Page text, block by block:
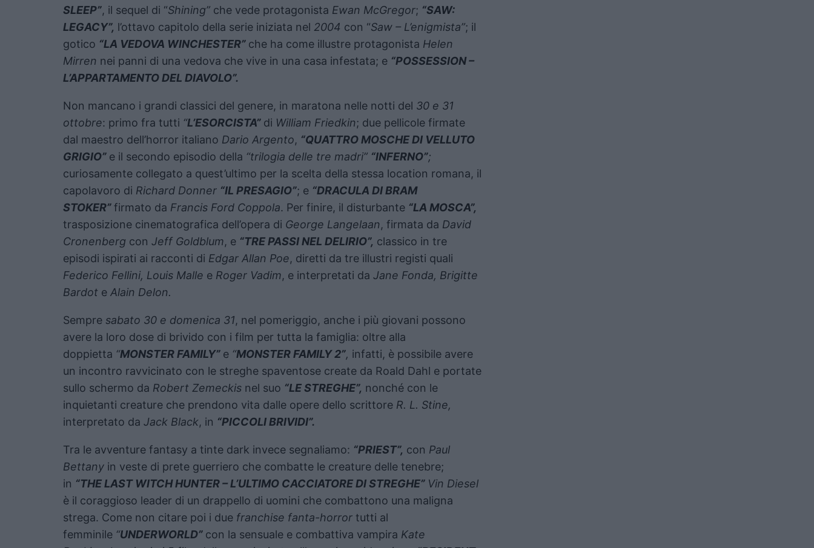
SLEEP”, il sequel di “Shining” che vede protagonista Ewan McGregor; “SAW:
LEGACY”, l’ottavo capitolo della serie iniziata nel 2004 con “Saw – L’enigmista”; il
gotico “LA VEDOVA WINCHESTER” che ha come illustre protagonista Helen
Mirren nei panni di una vedova che vive in una casa infestata; e “POSSESSION –
L’APPARTAMENTO DEL DIAVOLO”.
Non mancano i grandi classici del genere, in maratona nelle notti del 30 e 31
ottobre: primo fra tutti “L’ESORCISTA” di William Friedkin; due pellicole firmate
dal maestro dell’horror italiano Dario Argento, “QUATTRO MOSCHE DI VELLUTO
GRIGIO” e il secondo episodio della “trilogia delle tre madri” “INFERNO”;
curiosamente collegato a quest’ultimo per la scelta della stessa location romana, il
capolavoro di Richard Donner “IL PRESAGIO”; e “DRACULA DI BRAM
STOKER”firmato da Francis Ford Coppola. Per finire, il disturbante “LA MOSCA”,
trasposizione cinematografica dell’opera di George Langelaan, firmata da David
Cronenberg con Jeff Goldblum, e “TRE PASSI NEL DELIRIO”, classico in tre
episodi ispirati ai racconti di Edgar Allan Poe, diretti da tre illustri registi quali
Federico Fellini, Louis Malle e Roger Vadim, e interpretati da Jane Fonda, Brigitte
Bardot e Alain Delon.
Sempre sabato 30 e domenica 31, nel pomeriggio, anche i più giovani possono
avere la loro dose di brivido con i film per tutta la famiglia: oltre alla
doppietta “MONSTER FAMILY” e “MONSTER FAMILY 2”, infatti, è possibile avere
un incontro ravvicinato con le streghe spaventose create da Roald Dahl e portate
sullo schermo da Robert Zemeckis nel suo “LE STREGHE”, nonché con le
inquietanti creature che prendono vita dalle opere dello scrittore R. L. Stine,
interpretato da Jack Black, in “PICCOLI BRIVIDI”.
Tra le avventure fantasy a tinte dark invece segnaliamo: “PRIEST”, con Paul
Bettany in veste di prete guerriero che combatte le creature delle tenebre;
in “THE LAST WITCH HUNTER – L’ULTIMO CACCIATORE DI STREGHE” Vin Diesel
è il coraggioso leader di un drappello di uomini che combattono una maligna
strega. Come non citare poi i due franchise fanta-horror tutti al
femminile “UNDERWORLD” con la sensuale e combattiva vampira Kate